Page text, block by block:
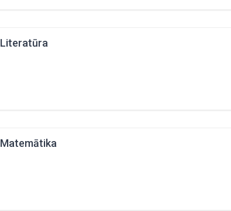
Literatūra
Matemātika